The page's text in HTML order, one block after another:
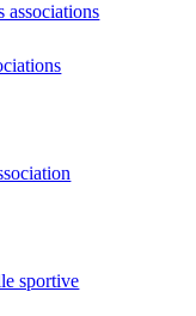
associations
sportive